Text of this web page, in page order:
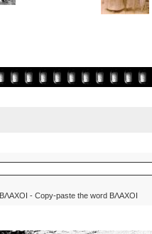
ΒΛΑΧΟΙ - Copy-paste the word ΒΛΑΧΟΙ